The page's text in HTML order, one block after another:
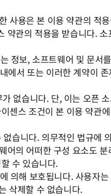
사용은 본 이용 약관의 적
약관의 적용을 받습니다.
정보, 소프트웨어 및 문서
에서 또는 이러한 계약이
없습니다. 단, 이는 오픈
센스 조건이 본 이용 약관
습니다. 의무적인 법규에
어의 어떠한 구성 요소도
수 있습니다.
의해 보호됩니다. 사용자
삭제할 수 없습니다.